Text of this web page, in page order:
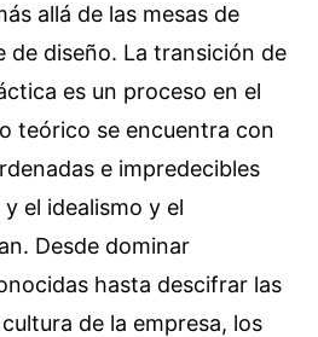
allá de las mesas de
de diseño. La transición de
es un proceso en el
teórico se encuentra con
e impredecibles
el idealismo y el
Desde dominar
hasta descifrar las
de la empresa, los